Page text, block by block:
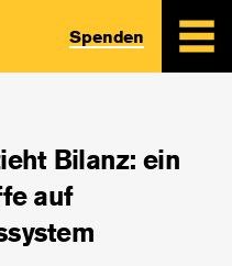
Spenden
Bilanz: ein
auf